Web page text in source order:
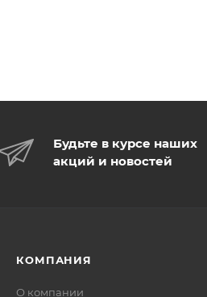
Будьте в курсе наших
акций и новостей
КОМПАНИЯ
О компании